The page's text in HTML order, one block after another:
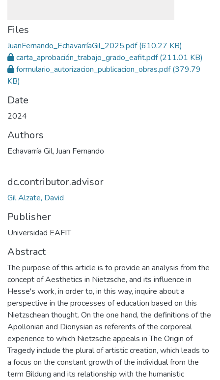
Files
JuanFernando_EchavarríaGil_2025.pdf(610.27 KB)
carta_aprobación_trabajo_grado_eafit.pdf(211.01 KB)
formulario_autorizacion_publicacion_obras.pdf(379.79
KB)
Date
2024
Authors
Echavarría Gil, Juan Fernando
dc.contributor.advisor
Gil Alzate, David
Publisher
Universidad EAFIT
Abstract
The purpose of this article is to provide an analysis from the
concept of Aesthetics in Nietzsche, and its influence in
Hesse's work, in order to, in this way, inquire about a
perspective in the processes of education based on this
Nietzschean thought. On the one hand, the definitions of the
Apollonian and Dionysian as referents of the corporeal
experience to which Nietzsche appeals in The Origin of
Tragedy include the plural of artistic creation, which leads to
a focus on the constant growth of the individual from the
term Bildung and its relationship with the humanistic